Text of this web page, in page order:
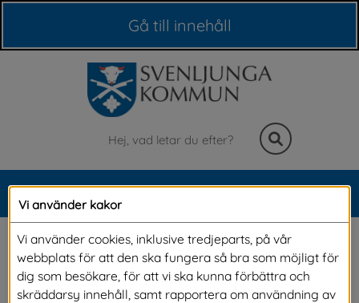
Gå till innehåll
Sök
Meny
Information till anmälda
partier
Vi använder kakor
Vi använder cookies, inklusive tredjeparts, på vår
webbplats för att den ska fungera så bra som möjligt för
dig som besökare, för att vi ska kunna förbättra och
skräddarsy innehåll, samt rapportera om användning av